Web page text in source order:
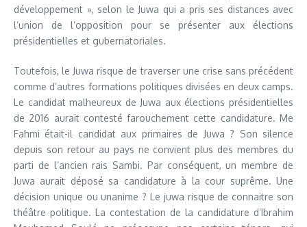
développement », selon le Juwa qui a pris ses distances avec
l’union de l’opposition pour se présenter aux élections
présidentielles et gubernatoriales.
Toutefois, le Juwa risque de traverser une crise sans précédent
comme d’autres formations politiques divisées en deux camps.
Le candidat malheureux de Juwa aux élections présidentielles
de 2016 aurait contesté farouchement cette candidature. Me
Fahmi était-il candidat aux primaires de Juwa ? Son silence
depuis son retour au pays ne convient plus des membres du
parti de l’ancien rais Sambi. Par conséquent, un membre de
Juwa aurait déposé sa candidature à la cour suprême. Une
décision unique ou unanime ? Le juwa risque de connaitre son
théâtre politique. La contestation de la candidature d’Ibrahim